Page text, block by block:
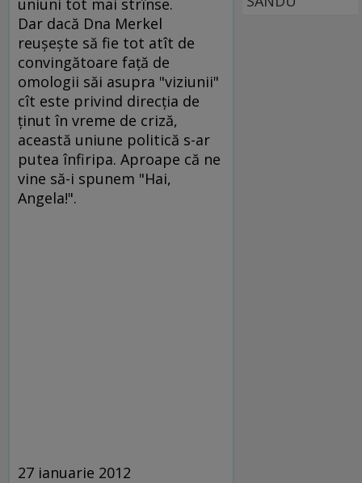
uniuni tot mai strînse.
Dar dacă Dna Merkel
reuşeşte să fie tot atît de
convingătoare faţă de
omologii săi asupra "viziunii"
cît este privind direcţia de
ţinut în vreme de criză,
această uniune politică s-ar
putea înfiripa. Aproape că ne
vine să-i spunem "Hai,
Angela!".
27 ianuarie 2012